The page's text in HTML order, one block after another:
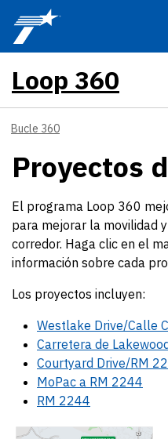
Skip to main content
Loop 360
Bucle 360
Proyectos
El programa Loop 360
para mejorar la movilidad
corredor. Haga clic en el
información sobre cada
Los proyectos incluyen:
Westlake Drive/Calle
Carretera de
Courtyard Drive/RM
MoPac a RM 2244
RM 2244